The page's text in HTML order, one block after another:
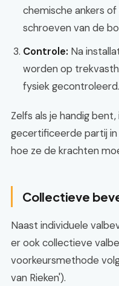
chemische ankers
schroeven van de
Controle: Na
worden op
fysiek gecontroleerd.
Zelfs als je handig
gecertificeerde partij
hoe ze de krachten
Collectieve
Naast individuele
er ook collectieve
voorkeursmethode
van Rieken').